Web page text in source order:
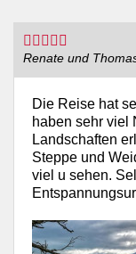
Renate und
Die Reise hat
haben sehr viel
Landschaften
Steppe und
viel u sehen.